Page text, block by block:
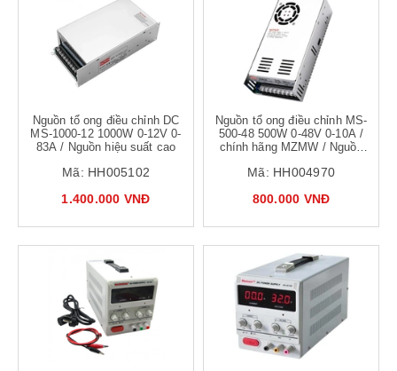
Nguồn tổ ong điều chỉnh DC
MS-1000-12 1000W 0-12V 0-
83A / Nguồn hiệu suất cao
Mã: HH005102
1.400.000 VNĐ
Nguồn tổ ong điều chỉnh MS-
500-48 500W 0-48V 0-10A /
chính hãng MZMW / Nguồn
Mã: HH004970
800.000 VNĐ